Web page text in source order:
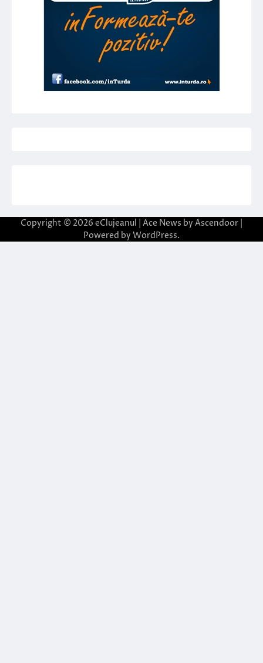
Copyright © 2026 eClujeanul | Ace News by Ascendoor
Powered by WordPress.